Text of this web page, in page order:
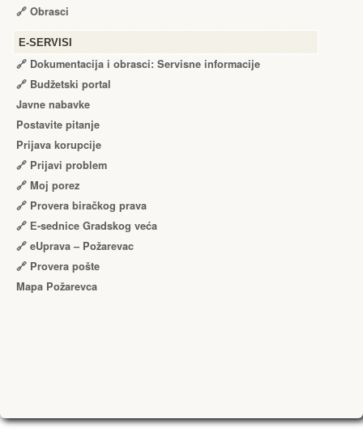
🔗 Obrasci
Е-SERVISI
🔗 Dokumentacija i obrasci: Servisne informacije
🔗 Budžetski portal
Javne nabavke
Postavite pitanje
Prijava korupcije
🔗 Prijavi problem
🔗 Moj porez
🔗 Provera biračkog prava
🔗 Е-sednice Gradskog veća
🔗 eUprava – Požarevac
🔗 Provera pošte
Mapa Požarevca